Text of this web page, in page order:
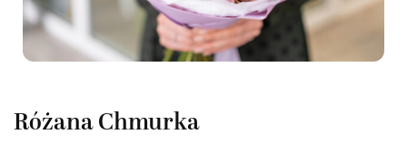
Różana Chmurka